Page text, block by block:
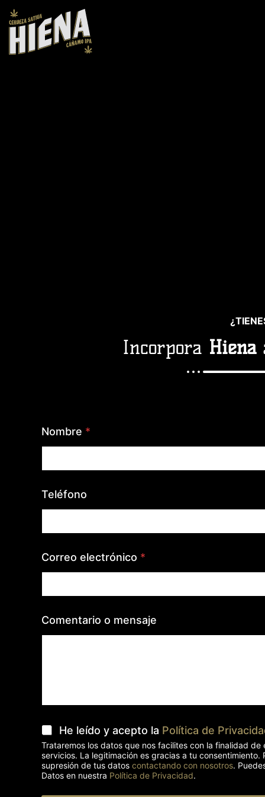
Incorpora Hiena
Nombre *
Teléfono
Correo electrónico *
Comentario o mensaje
P
r
i
v
a
He leído y acepto la Política de
Trataremos los datos que nos facilites con la finalidad
servicios. La legitimación es gracias a tu
supresión de tus datos contactando con nosotros.
Datos en nuestra Política de Privacidad.